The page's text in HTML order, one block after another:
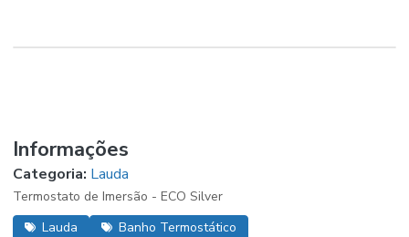
Informações
Categoria: Lauda
Termostato de Imersão - ECO Silver
Lauda
Banho Termostático